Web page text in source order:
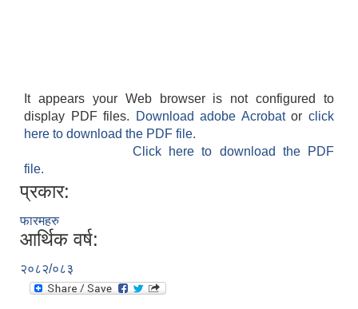
It appears your Web browser is not configured to
display PDF files.
Download adobe Acrobatorclick
here to download the PDF file.
Click here to download the PDF
file.
प्रकार:
फारमहरु
आर्थिक वर्ष:
२०८२/०८३